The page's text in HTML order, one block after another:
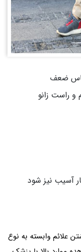
ضعف
راست زانو
آسیب نیز شود
علائم وابسته به نوع